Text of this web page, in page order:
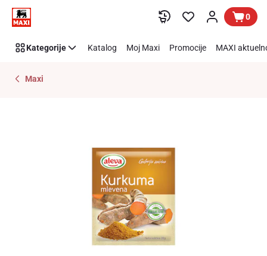
Preskoči link 0
Kategorije Katalog Moj Maxi Promocije MAXI
Maxi